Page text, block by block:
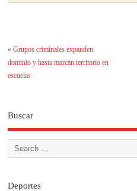
«Grupos criminales expanden
dominio y hasta marcan territorio en
escuelas
Buscar
Deportes